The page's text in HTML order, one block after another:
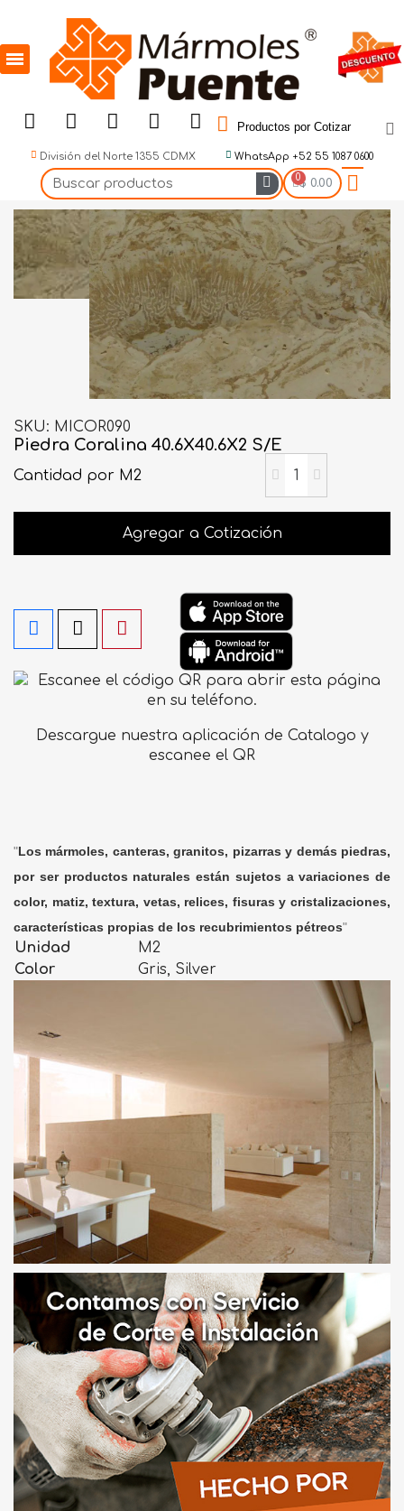
Productos por Cotizar
División del Norte 1355 CDMX WhatsApp +52 55 1087 0600
$ 0.00
SKU MICOR090
Piedra Coralina 40.6X40.6X2 S/E
Cantidad por M2
Agregar a Cotización
Descargue nuestra aplicación de Catalogo y
escanee el QR
"Los mármoles, canteras, granitos, pizarras y demás piedras,
por ser productos naturales están sujetos a variaciones de
color, matiz, textura, vetas, relices, fisuras y cristalizaciones,
características propias de los recubrimientos pétreos"
Unidad
M2
Color
Gris, Silver